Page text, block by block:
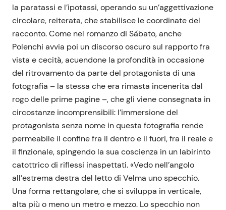
la paratassi e l’ipotassi, operando su un’aggettivazione
circolare, reiterata, che stabilisce le coordinate del
racconto. Come nel romanzo di Sábato, anche
Polenchi avvia poi un discorso oscuro sul rapporto fra
vista e cecità, acuendone la profondità in occasione
del ritrovamento da parte del protagonista di una
fotografia – la stessa che era rimasta incenerita dal
rogo delle prime pagine –, che gli viene consegnata in
circostanze incomprensibili: l’immersione del
protagonista senza nome in questa fotografia rende
permeabile il confine fra il dentro e il fuori, fra il reale e
il finzionale, spingendo la sua coscienza in un labirinto
catottrico di riflessi inaspettati. «Vedo nell’angolo
all’estrema destra del letto di Velma uno specchio.
Una forma rettangolare, che si sviluppa in verticale,
alta più o meno un metro e mezzo. Lo specchio non